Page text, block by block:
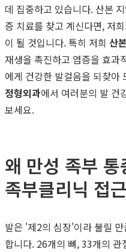
데 집중하고 있습니다. 산본
증 치료를 찾고 계신다면, 저
이 될 것입니다. 특히 저희 산
재생을 촉진하고 염증을 효과
에게 건강한 발걸음을 되찾아
정형외과에서 여러분의 발 건
보세요.
왜 만성 족부
족부클리닉 접
발은 '제2의 심장'이라 불릴
합니다. 26개의 뼈, 33개의